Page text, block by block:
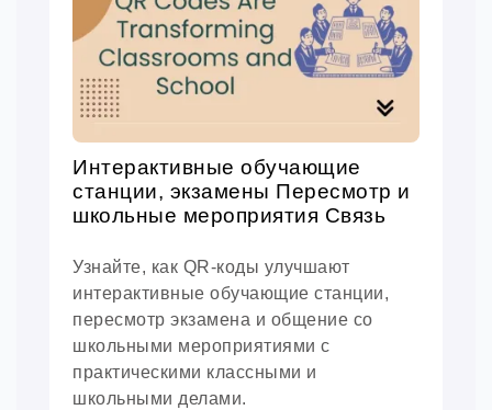
Интерактивные обучающие
станции, экзамены Пересмотр и
школьные мероприятия Связь
Узнайте, как QR-коды улучшают
интерактивные обучающие станции,
пересмотр экзамена и общение со
школьными мероприятиями с
практическими классными и
школьными делами.